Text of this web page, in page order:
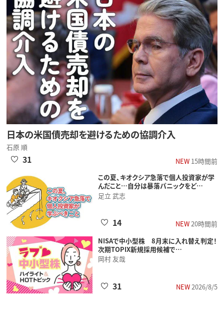
日本の米国債売却を避けるための協調介入
石原 順
NEW15時間前
31
この夏、キオクシア急落で個人投資家が学
んだこと…自分は暴落パニックをど…
足立 武志
NEW20時間前
14
NISAで中小型株 8月末に入れ替え判定！
次期TOPIX新規採用候補で…
岡村 友哉
NEW2026/8/5
31